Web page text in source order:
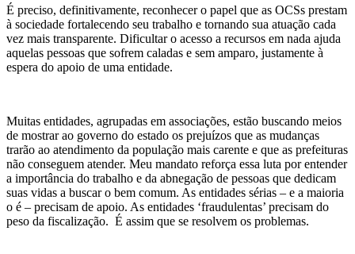
É preciso, definitivamente, reconhecer o papel que as OCSs prestam
à sociedade fortalecendo seu trabalho e tornando sua atuação cada
vez mais transparente. Dificultar o acesso a recursos em nada ajuda
aquelas pessoas que sofrem caladas e sem amparo, justamente à
espera do apoio de uma entidade.
Muitas entidades, agrupadas em associações, estão buscando meios
de mostrar ao governo do estado os prejuízos que as mudanças
trarão ao atendimento da população mais carente e que as prefeituras
não conseguem atender. Meu mandato reforça essa luta por entender
a importância do trabalho e da abnegação de pessoas que dedicam
suas vidas a buscar o bem comum. As entidades sérias – e a maioria
o é – precisam de apoio. As entidades ‘fraudulentas’ precisam do
peso da fiscalização. É assim que se resolvem os problemas.